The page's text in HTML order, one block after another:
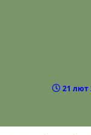
21 лют